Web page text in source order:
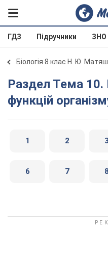
ГДЗ Підручники ЗНО
Біологія 8 клас Н. Ю.
Раздел Тема 10. Регуляція
функцій
1 2 3
6 7 8